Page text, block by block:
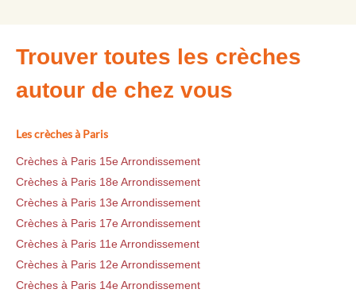
Trouver toutes les crèches
autour de chez vous
Les crèches à Paris
Crèches à Paris 15e Arrondissement
Crèches à Paris 18e Arrondissement
Crèches à Paris 13e Arrondissement
Crèches à Paris 17e Arrondissement
Crèches à Paris 11e Arrondissement
Crèches à Paris 12e Arrondissement
Crèches à Paris 14e Arrondissement